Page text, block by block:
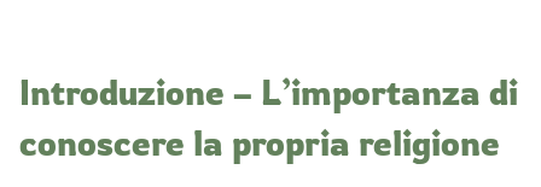
Introduzione – L’importanza di
conoscere la propria religione